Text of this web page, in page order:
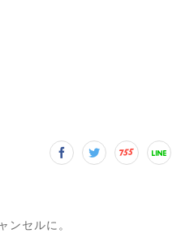
ンセルに。